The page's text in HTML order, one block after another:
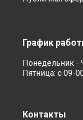
График
Понедельник -
Пятница: с 09-
Контакты